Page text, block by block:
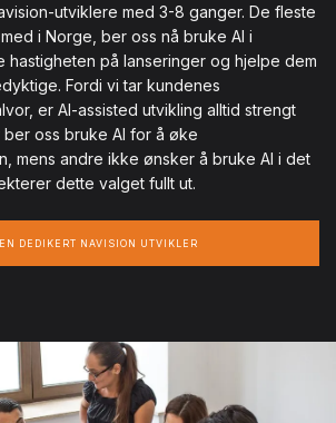
utviklere med 3-8 ganger. De fleste
i Norge, ber oss nå bruke AI i
hastigheten på lanseringer og hjelpe dem
Fordi vi tar kundenes
er AI-assisted utvikling alltid strengt
oss bruke AI for å øke
mens andre ikke ønsker å bruke AI i det
dette valget fullt ut.
DEDIKERT NAVISION UTVIKLER